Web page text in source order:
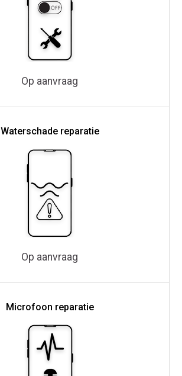
Op aanvraag
Waterschade reparatie
Op aanvraag
Microfoon reparatie